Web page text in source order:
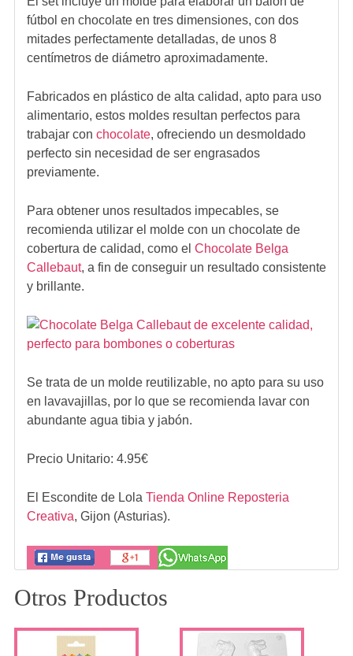
fútbol en chocolate en tres dimensiones, con dos
mitades perfectamente detalladas, de unos 8
centímetros de diámetro aproximadamente.
Fabricados en plástico de alta calidad, apto para uso
alimentario, estos moldes resultan perfectos para
trabajar con chocolate, ofreciendo un desmoldado
perfecto sin necesidad de ser engrasados
previamente.
Para obtener unos resultados impecables, se
recomienda utilizar el molde con un chocolate de
cobertura de calidad, como el Chocolate Belga
Callebaut, a fin de conseguir un resultado consistente
y brillante.
Se trata de un molde reutilizable, no apto para su uso
en lavavajillas, por lo que se recomienda lavar con
abundante agua tibia y jabón.
Precio Unitario: 4.95€
El Escondite de Lola Tienda Online Reposteria
Creativa, Gijon (Asturias).
Otros Productos